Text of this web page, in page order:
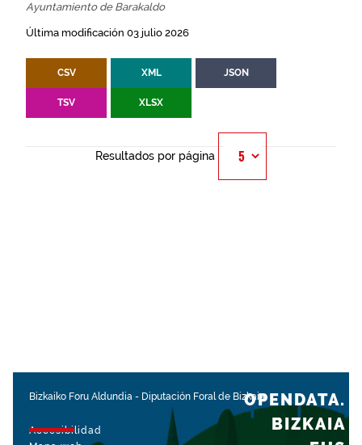
Ayuntamiento de Barakaldo
Última modificación 03 julio 2026
CSV XML JSON
TSV XLSX
Resultados por página
Bizkaiko Foru Aldundia - Diputación Foral de Bizkaia
Accesibilidad
OPENDATA.
BIZKAIA